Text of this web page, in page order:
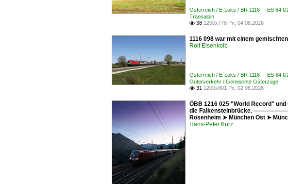
Österreich / E-Loks / BR 1116 ·ES 64
Transalpin
 38 1200x778 Px, 04.08.2026
1116 098 war mit einem
Rolf Eisenkolb
Österreich / E-Loks / BR 1116 ·ES 64
Güterverkehr / Gemischte Güterzüge
 31 1200x801 Px, 02.08.2026
ÖBB 1216 025 "World Record"
die Falkensteinbrücke. ——————
Rosenheim ➤ München Ost ➤
Hans-Peter Kurz